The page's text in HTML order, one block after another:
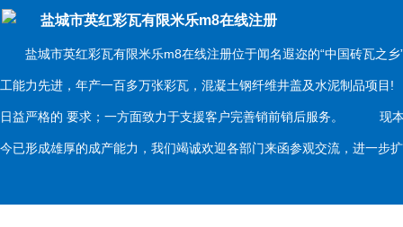
盐城市英红彩瓦有限米乐m8在线注册
盐城市英红彩瓦有限米乐m8在线注册位于闻名遐迩的“中国砖瓦之乡
工能力先进，年产一百多万张彩瓦，混凝土钢纤维井盖及水泥制品项
日益严格的 要求；一方面致力于支援客户完善销前销后服务。 现本
今已形成雄厚的成产能力，我们竭诚欢迎各部门来函参观交流，进一